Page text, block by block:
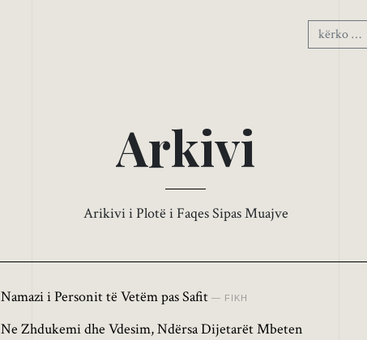
Arkivi
Arikivi i Plotë i Faqes Sipas Muajve
Namazi i Personit të Vetëm pas Safit FIKH
Ne Zhdukemi dhe Vdesim, Ndërsa Dijetarët Mbeten